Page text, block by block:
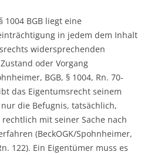
1004 BGB liegt eine
in jedem dem Inhalt
widersprechenden
oder Vorgang
BGB, § 1004, Rn. 70-
das Eigentumsrecht seinem
die Befugnis, tatsächlich,
mit seiner Sache nach
(BeckOGK/Spohnheimer,
122). Ein Eigentümer muss es